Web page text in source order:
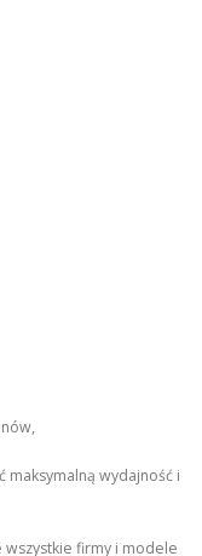
maksymalną wydajność i
wszystkie firmy i modele